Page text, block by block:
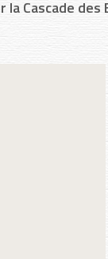
Cascade des